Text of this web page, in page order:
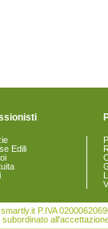
Edili
P.IVA